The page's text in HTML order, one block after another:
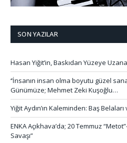
SON YAZILAR
Hasan Yiğit’in, Baskıdan Yüzeye
‘’İnsanın insan olma boyutu güzel
Günümüze; Mehmet Zeki Kuşoğlu…
Yiğit Aydın’ın Kaleminden: Baş Belaları
ENKA Açıkhava’da; 20 Temmuz
Savaşı”